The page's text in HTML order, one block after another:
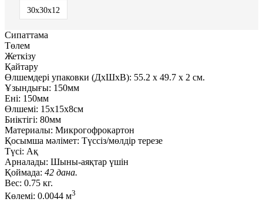
30х30х12
Сипаттама
Төлем
Жеткізу
Қайтару
Өлшемдері упаковки (ДxШxВ): 55.2 x 49.7 x 2 см.
Ұзындығы: 150мм
Ені: 150мм
Өлшемі: 15х15х8см
Биіктігі: 80мм
Материалы: Микрогофрокартон
Қосымша мәлімет: Түссіз/мөлдір терезе
Түсі: Ақ
Арналады: Шыны-аяқтар үшін
Қоймада: 42 дана.
Вес: 0.75 кг.
Көлемі: 0.0044 м3